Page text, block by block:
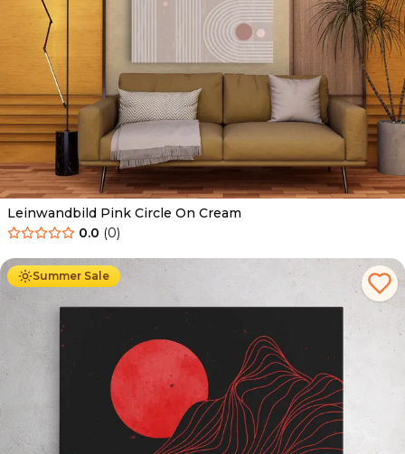
Leinwandbild Pink Circle On Cream
0.0 (0)
Summer Sale
Ab 39.90 € 34.90